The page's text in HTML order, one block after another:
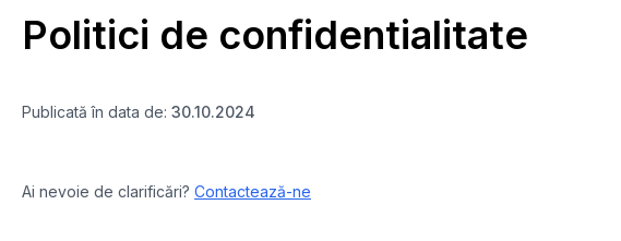
Politici de confidentialitate
Publicată în data de: 30.10.2024
Ai nevoie de clarificări? Contactează-ne